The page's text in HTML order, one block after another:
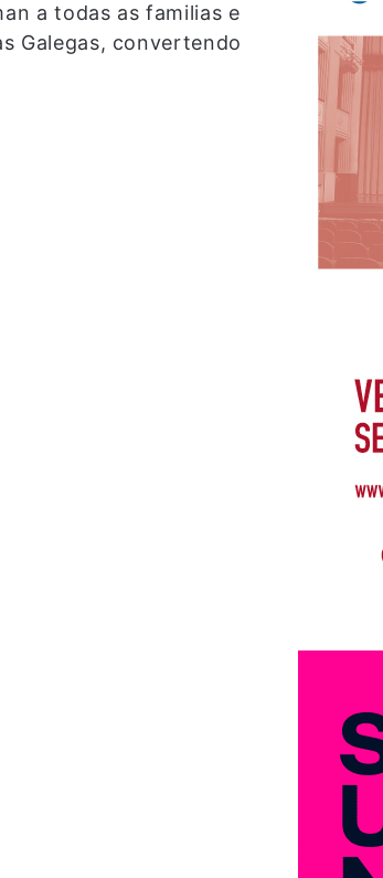
a todas as familias e
Galegas, convertendo